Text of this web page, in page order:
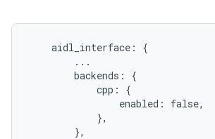
    aidl_interface: {
        ...
        backends: {
            cpp: {
                enabled: false,
            },
        },